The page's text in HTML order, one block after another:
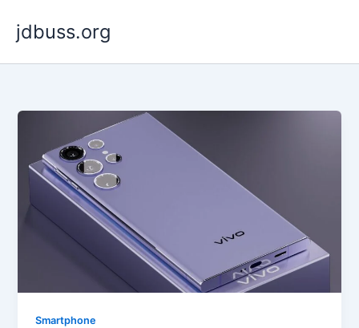
content
jdbuss.org
Smartphone